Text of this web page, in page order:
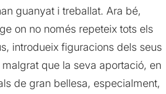
guanyat i treballat. Ara bé,
on no només repeteix tots els
introdueix figuracions dels seus
malgrat que la seva aportació, en
de gran bellesa, especialment,